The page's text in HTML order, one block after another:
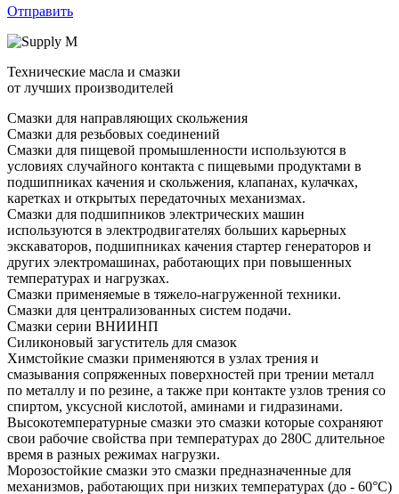
Отправить
Технические масла и смазки
от лучших производителей
Смазки для направляющих скольжения
Смазки для резьбовых соединений
Смазки для пищевой промышленности используются в
условиях случайного контакта с пищевыми продуктами в
подшипниках качения и скольжения, клапанах, кулачках,
каретках и открытых передаточных механизмах.
Смазки для подшипников электрических машин
используются в электродвигателях больших карьерных
экскаваторов, подшипниках качения стартер генераторов и
других электромашинах, работающих при повышенных
температурах и нагрузках.
Смазки применяемые в тяжело-нагруженной техники.
Смазки для централизованных систем подачи.
Смазки серии ВНИИНП
Силиконовый загуститель для смазок
Химстойкие смазки применяются в узлах трения и
смазывания сопряженных поверхностей при трении металл
по металлу и по резине, а также при контакте узлов трения со
спиртом, уксусной кислотой, аминами и гидразинами.
Высокотемпературные смазки это смазки которые сохраняют
свои рабочие свойства при температурах до 280С длительное
время в разных режимах нагрузки.
Морозостойкие смазки это смазки предназначенные для
механизмов, работающих при низких температурах (до - 60°С)